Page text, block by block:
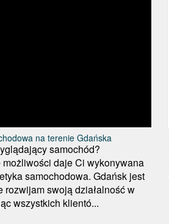
na terenie Gdańska
samochód?
daje Ci wykonywana
samochodowa. Gdańsk jest
rozwijam swoją działalność w
wszystkich klientó...